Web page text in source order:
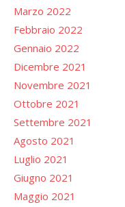
Marzo 2022
Febbraio 2022
Gennaio 2022
Dicembre 2021
Novembre 2021
Ottobre 2021
Settembre 2021
Agosto 2021
Luglio 2021
Giugno 2021
Maggio 2021